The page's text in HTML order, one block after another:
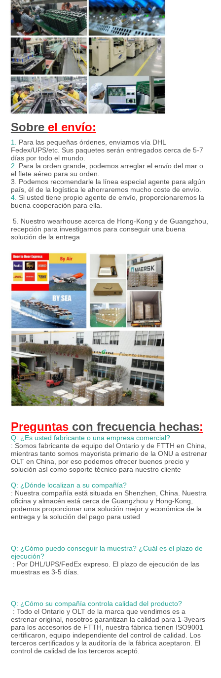
Sobre el envío:
1. Para las pequeñas órdenes, enviamos vía DHL
Fedex/UPS/etc. Sus paquetes serán entregados cerca de 5-7
días por todo el mundo.
2. Para la orden grande, podemos arreglar el envío del mar o
el flete aéreo para su orden.
3. Podemos recomendarle la línea especial agente para algún
país, él de la logística le ahorraremos mucho coste de envío.
4. Si usted tiene propio agente de envío, proporcionaremos la
buena cooperación para ella.
5. Nuestro wearhouse acerca de Hong-Kong y de Guangzhou,
recepción para investigarnos para conseguir una buena
solución de la entrega
Preguntas con frecuencia hechas:
Q: ¿Es usted fabricante o una empresa comercial?
: Somos fabricante de equipo del Ontario y de FTTH en China,
mientras tanto somos mayorista primario de la ONU a estrenar
OLT en China, por eso podemos ofrecer buenos precio y
solución así como soporte técnico para nuestro cliente
Q: ¿Dónde localizan a su compañía?
: Nuestra compañía está situada en Shenzhen, China. Nuestra
oficina y almacén está cerca de Guangzhou y Hong-Kong,
podemos proporcionar una solución mejor y económica de la
entrega y la solución del pago para usted
Q: ¿Cómo puedo conseguir la muestra? ¿Cuál es el plazo de
ejecución?
: Por DHL/UPS/FedEx expreso. El plazo de ejecución de las
muestras es 3-5 días.
Q: ¿Cómo su compañía controla calidad del producto?
: Todo el Ontario y OLT de la marca que vendimos es a
estrenar original, nosotros garantizan la calidad para 1-3years
para los accesorios de FTTH, nuestra fábrica tienen ISO9001
certificaron, equipo independiente del control de calidad. Los
terceros certificados y la auditoría de la fábrica aceptaron. El
control de calidad de los terceros aceptó.